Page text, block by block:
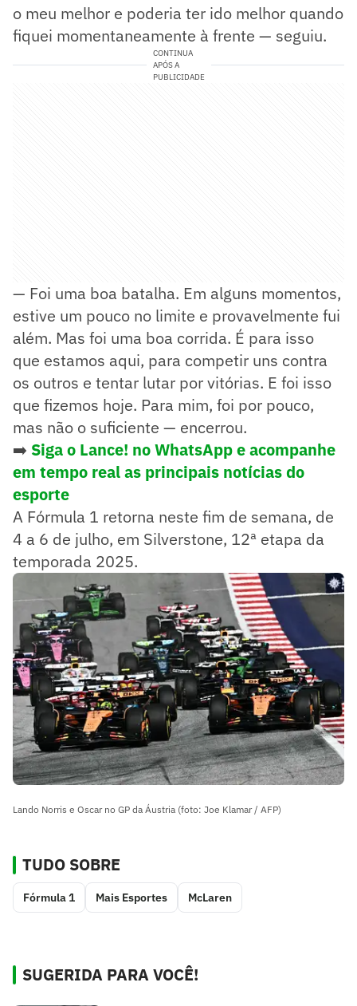
o meu melhor e poderia ter ido melhor quando
fiquei momentaneamente à frente — seguiu.
CONTINUA
APÓS A
PUBLICIDADE
— Foi uma boa batalha. Em alguns momentos,
estive um pouco no limite e provavelmente fui
além. Mas foi uma boa corrida. É para isso
que estamos aqui, para competir uns contra
os outros e tentar lutar por vitórias. E foi isso
que fizemos hoje. Para mim, foi por pouco,
mas não o suficiente — encerrou.
➡️ Siga o Lance! no WhatsApp e acompanhe
em tempo real as principais notícias do
esporte
A Fórmula 1 retorna neste fim de semana, de
4 a 6 de julho, em Silverstone, 12ª etapa da
temporada 2025.
Lando Norris e Oscar no GP da Áustria (foto: Joe Klamar / AFP)
TUDO SOBRE
Fórmula 1 Mais Esportes McLaren
SUGERIDA PARA VOCÊ!